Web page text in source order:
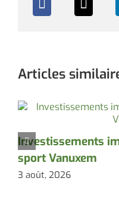
Articles
Investissements
sport Vanuxem
3 août, 2026